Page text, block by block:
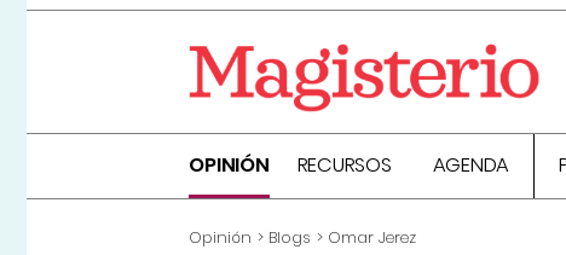
OPINIÓN RECURSOS AGENDA
Opinión Blogs Omar Jerez